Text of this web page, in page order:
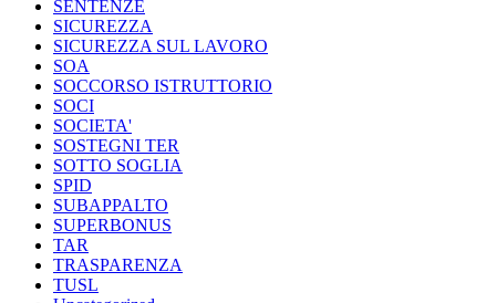
SENTENZE
SICUREZZA
SICUREZZA SUL LAVORO
SOA
SOCCORSO ISTRUTTORIO
SOCI
SOCIETA'
SOSTEGNI TER
SOTTO SOGLIA
SPID
SUBAPPALTO
SUPERBONUS
TAR
TRASPARENZA
TUSL